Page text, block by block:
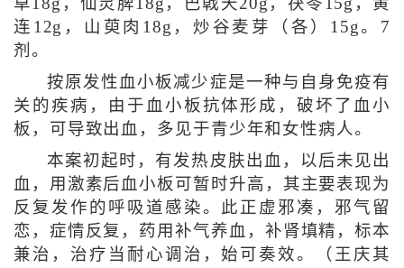
草18g，仙灵脾18g，巴戟天20g，茯苓15g，黄
连12g，山萸肉18g，炒谷麦芽（各）15g。7
剂。
按原发性血小板减少症是一种与自身免疫有
关的疾病，由于血小板抗体形成，破坏了血小
板，可导致出血，多见于青少年和女性病人。
本案初起时，有发热皮肤出血，以后未见出
血，用激素后血小板可暂时升高，其主要表现为
反复发作的呼吸道感染。此正虚邪凑，邪气留
恋，症情反复，药用补气养血，补肾填精，标本
兼治，治疗当耐心调治，始可奏效。（王庆其